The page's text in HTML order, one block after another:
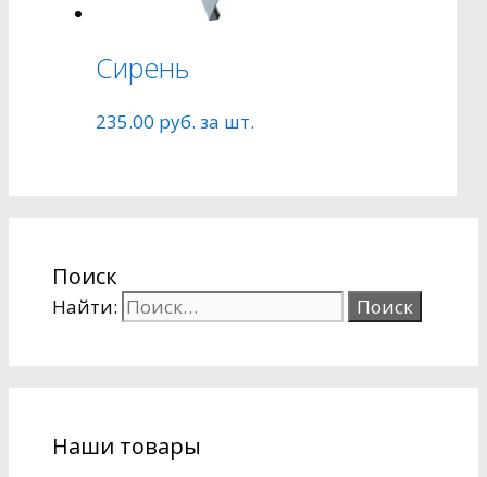
Сирень
235.00 руб. за шт.
Поиск
Найти:
Наши товары